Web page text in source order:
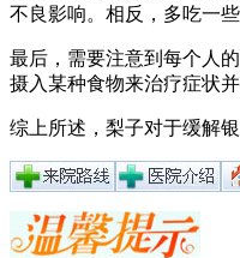
不良影响。相反，多吃一
最后，需要注意到每个人
摄入某种食物来治疗症状
综上所述，梨子对于缓解